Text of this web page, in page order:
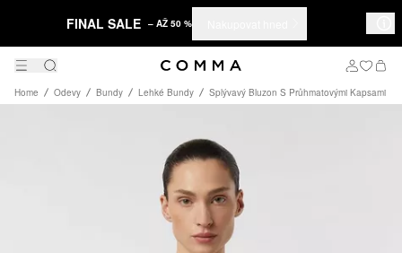
FINAL SALE – AŽ 50 %
Home Odevy Bundy Lehké Bundy Splývavý Bluzon S Průhmatovými Kapsami